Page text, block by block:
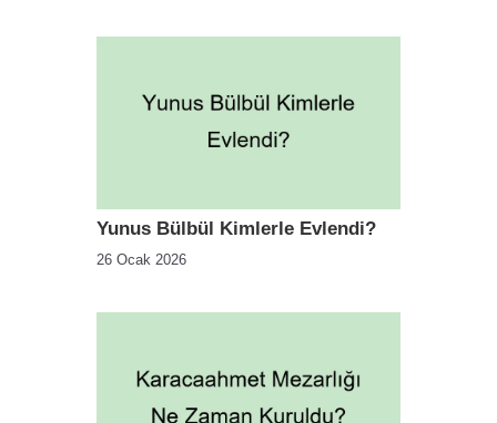
Yunus Bülbül Kimlerle Evlendi?
26 Ocak 2026